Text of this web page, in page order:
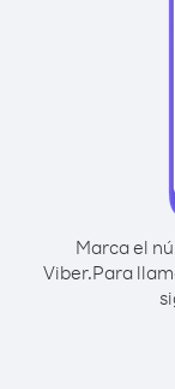
Marca el
Viber.Para